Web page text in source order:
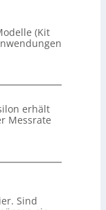
(Kit
erhält
Messrate
Sind